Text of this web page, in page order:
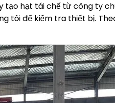
hạt tái chế từ công ty
tôi để kiểm tra thiết bị.